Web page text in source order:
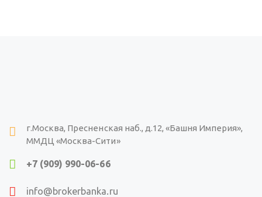
г.Москва, Пресненская наб., д.12, «Башня Империя»,
ММДЦ «Москва-Сити»
+7 (909) 990-06-66
info@brokerbanka.ru